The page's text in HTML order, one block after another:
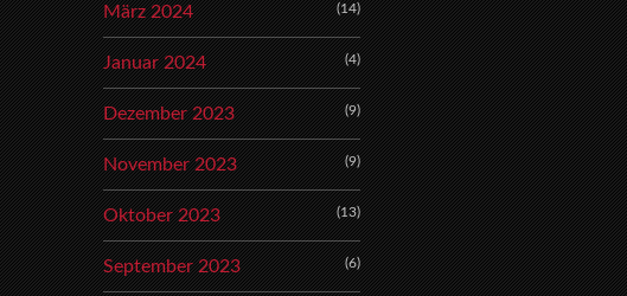
März 2024 (14)
Januar 2024 (4)
Dezember 2023 (9)
November 2023 (9)
Oktober 2023 (13)
September 2023 (6)